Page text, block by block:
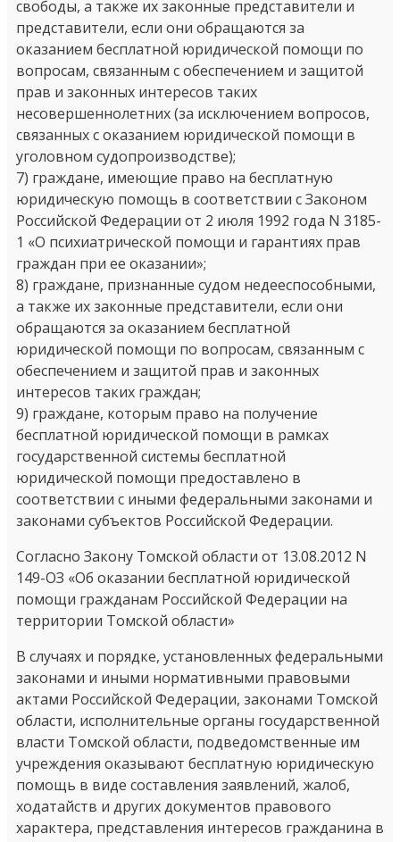
свободы, а также их законные представители и
представители, если они обращаются за
оказанием бесплатной юридической помощи по
вопросам, связанным с обеспечением и защитой
прав и законных интересов таких
несовершеннолетних (за исключением вопросов,
связанных с оказанием юридической помощи в
уголовном судопроизводстве);
7) граждане, имеющие право на бесплатную
юридическую помощь в соответствии с Законом
Российской Федерации от 2 июля 1992 года N 3185-
1 «О психиатрической помощи и гарантиях прав
граждан при ее оказании»;
8) граждане, признанные судом недееспособными,
а также их законные представители, если они
обращаются за оказанием бесплатной
юридической помощи по вопросам, связанным с
обеспечением и защитой прав и законных
интересов таких граждан;
9) граждане, которым право на получение
бесплатной юридической помощи в рамках
государственной системы бесплатной
юридической помощи предоставлено в
соответствии с иными федеральными законами и
законами субъектов Российской Федерации.
Согласно Закону Томской области от 13.08.2012 N
149-ОЗ «Об оказании бесплатной юридической
помощи гражданам Российской Федерации на
территории Томской области»
В случаях и порядке, установленных федеральными
законами и иными нормативными правовыми
актами Российской Федерации, законами Томской
области, исполнительные органы государственной
власти Томской области, подведомственные им
учреждения оказывают бесплатную юридическую
помощь в виде составления заявлений, жалоб,
ходатайств и других документов правового
характера, представления интересов гражданина в